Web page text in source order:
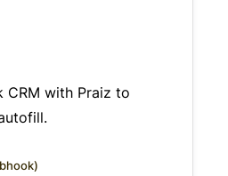
CRM with Praiz to